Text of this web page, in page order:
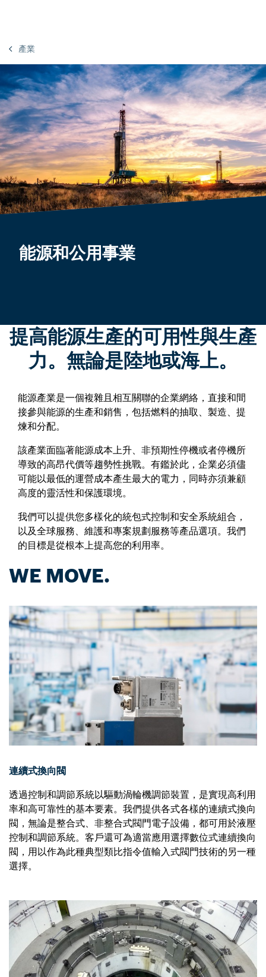
產業
能源和公用事業
提高能源生產的可用性與生產
力。無論是陸地或海上。
能源產業是一個複雜且相互關聯的企業網絡，直接和間
接參與能源的生產和銷售，包括燃料的抽取、製造、提
煉和分配。
該產業面臨著能源成本上升、非預期性停機或者停機所
導致的高昂代價等趨勢性挑戰。有鑑於此，企業必須儘
可能以最低的運營成本產生最大的電力，同時亦須兼顧
高度的靈活性和保護環境。
我們可以提供您多樣化的統包式控制和安全系統組合，
以及全球服務、維護和專案規劃服務等產品選項。我們
的目標是從根本上提高您的利用率。
WE MOVE.
連續式換向閥
透過控制和調節系統以驅動渦輪機調節裝置，是實現高利用
率和高可靠性的基本要素。我們提供各式各樣的連續式換向
閥，無論是整合式、非整合式閥門電子設備，都可用於液壓
控制和調節系統。客戶還可為適當應用選擇數位式連續換向
閥，用以作為此種典型類比指令值輸入式閥門技術的另一種
選擇。